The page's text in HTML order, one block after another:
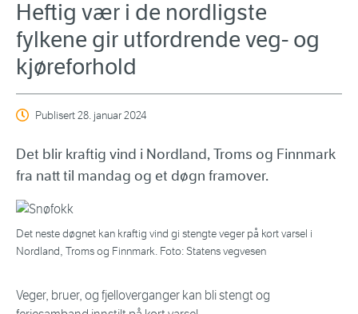
Heftig vær i de nordligste
fylkene gir utfordrende veg- og
kjøreforhold
Publisert28. januar 2024
Det blir kraftig vind i Nordland, Troms og Finnmark
fra natt til mandag og et døgn framover.
Det neste døgnet kan kraftig vind gi stengte veger på kort varsel i
Nordland, Troms og Finnmark. Foto: Statens vegvesen
Veger, bruer, og fjelloverganger kan bli stengt og